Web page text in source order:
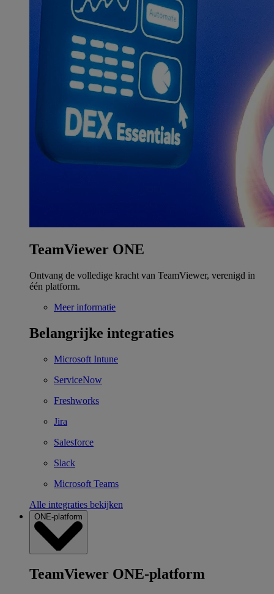
TeamViewer ONE
Ontvang de volledige kracht van TeamViewer, verenigd in
één platform.
Meer informatie
Belangrijke integraties
Microsoft Intune
ServiceNow
Freshworks
Jira
Salesforce
Slack
Microsoft Teams
Alle integraties bekijken
ONE-platform
TeamViewer ONE-platform